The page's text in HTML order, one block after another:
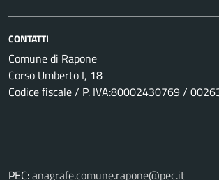
CONTATTI
Comune di Rapone
Corso Umberto I, 18
Codice fiscale / P. IVA:80002430769 /
PEC:anagrafe.comune.rapone@pec.it